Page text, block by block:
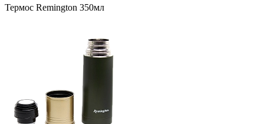
Термос Remington 350мл